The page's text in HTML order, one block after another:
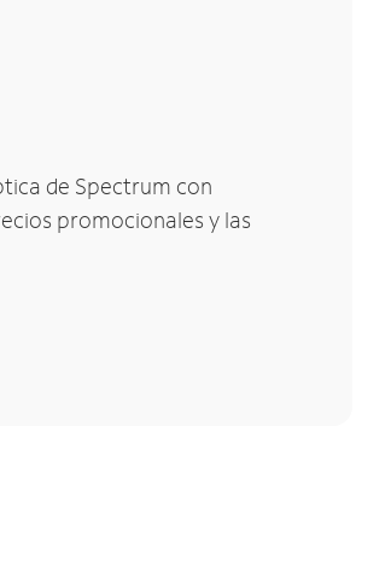
de Spectrum con
promocionales y las